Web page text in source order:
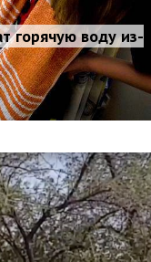
горячую воду из-